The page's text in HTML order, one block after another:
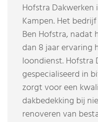
Hofstra Dakwerken
Kampen. Het
Ben Hofstra, nadat
dan 8 jaar ervaring
loondienst. Hofstra
gespecialiseerd in
zorgt voor een
dakbedekking bij
renoveren van